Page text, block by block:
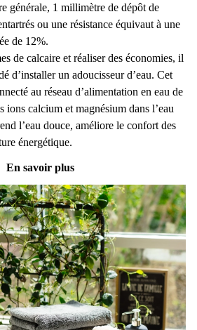
générale, 1 millimètre de dépôt de
ou une résistance équivaut à une
de 12%.
de calcaire et réaliser des économies, il
d’installer un adoucisseur d’eau. Cet
au réseau d’alimentation en eau de
ions calcium et magnésium dans l’eau
l’eau douce, améliore le confort des
énergétique.
En savoir plus